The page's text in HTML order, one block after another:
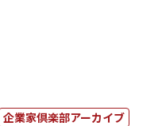
企業家倶楽部アーカイブ